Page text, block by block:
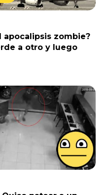
apocalipsis zombie?
a otro y luego